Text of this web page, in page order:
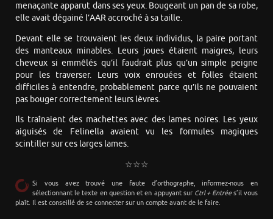
menaçante apparut dans ses yeux. Bougeant un pan de sa robe,
elle avait dégainé l’AAR accroché à sa taille.
Devant elle se trouvaient les deux individus, la paire portant
des manteaux minables. Leurs joues étaient maigres, leurs
cheveux si emmêlés qu’il faudrait plus qu’un simple peigne
pour les traverser. Leurs voix enrouées et folles étaient
difficiles à entendre, probablement parce qu’ils ne pouvaient
pas bouger correctement leurs lèvres.
Ils traînaient des machettes avec des lames noires. Les yeux
aiguisés de Felinella avaient vu les formules magiques
scintiller sur ces larges lames.
☆☆☆
Si vous avez trouvé une faute d’orthographe, informez-nous en
sélectionnant le texte en question et en appuyant sur Ctrl + Entrées’il vous
plaît. Il est conseillé de se connecter sur un compte avant de le faire.